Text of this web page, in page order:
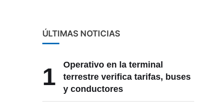
ÚLTIMAS NOTICIAS
1
Operativo en la terminal
terrestre verifica tarifas, buses
y conductores